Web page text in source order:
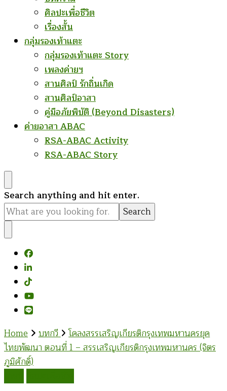
ศิลปะเพื่อชีวิต
เรื่องสั้น
กลุ่มรองเท้าแตะ
กลุ่มรองเท้าแตะ Story
เพลงค่ายฯ
สานศิลป์ รักถิ่นเกิด
สานศิลป์อาสา
คู่มือภัยพิบัติ (Beyond Disasters)
ค่ายอาสา ABAC
RSA-ABAC Activity
RSA-ABAC Story
Looking
for
Something?
Search anything and hit enter.
Home บทกวี โคลงสรรเสริญเกียรติกรุงเทพมหานครยุค
ไทยพัฒนา ตอนที่ 1 – สรรเสริญเกียรติกรุงเทพมหานคร (จิตร
ภูมิศักดิ์)